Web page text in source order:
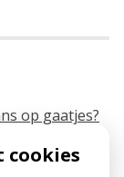
op gaatjes?
cookies